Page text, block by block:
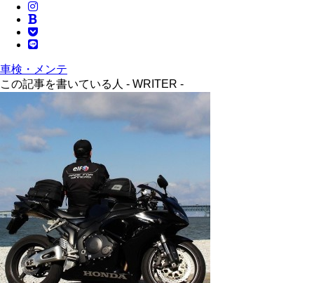
車検・メンテ
この記事を書いている人 - WRITER -